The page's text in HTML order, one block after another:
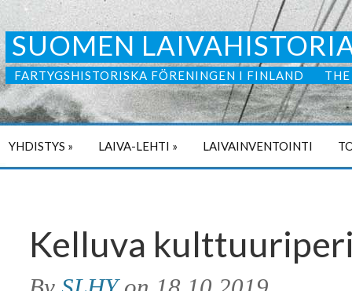
SUOMEN
FARTYGSHISTORISKA FÖRENINGEN I FINLAND
YHDISTYS » LAIVA-LEHTI » LAIVAINVENTOINTI
Kelluva